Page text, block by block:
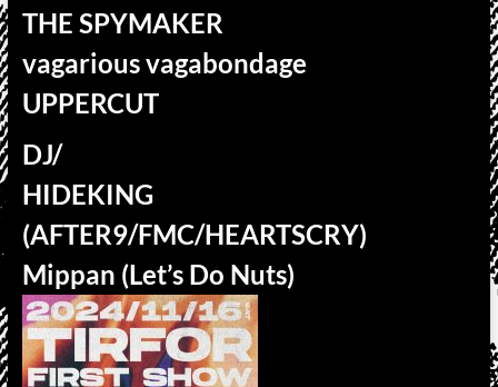
THE SPYMAKER
vagarious vagabondage
UPPERCUT
DJ/
HIDEKING
(AFTER9/FMC/HEARTSCRY)
Mippan (Let’s Do Nuts)